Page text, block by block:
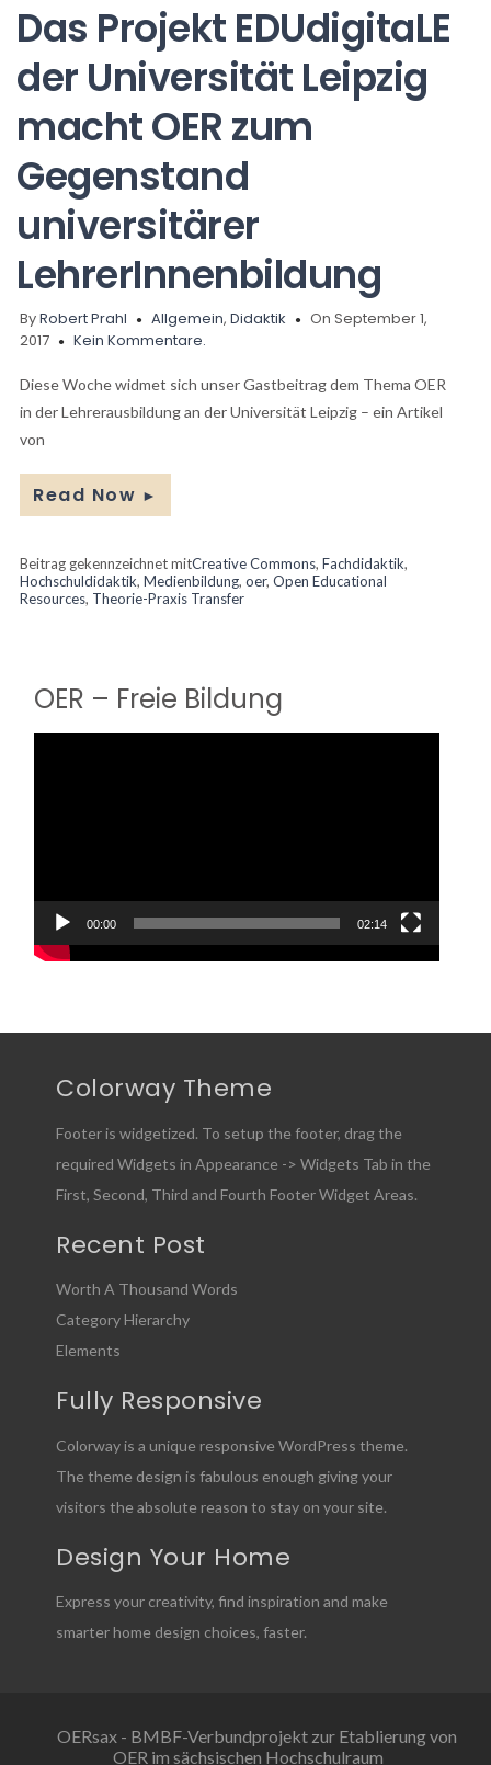
Das Projekt EDUdigitaLE
der Universität Leipzig
macht OER zum
Gegenstand
universitärer
LehrerInnenbildung
ByRobert Prahl Allgemein, Didaktik
On September 1,
2017
Kein Kommentare.
Diese Woche widmet sich unser Gastbeitrag dem Thema OER
in der Lehrerausbildung an der Universität Leipzig – ein Artikel
von
Read Now ►
Beitrag gekennzeichnet mitCreative Commons, Fachdidaktik,
Hochschuldidaktik, Medienbildung, oer, Open Educational
Resources, Theorie-Praxis Transfer
OER – Freie Bildung
00:00 02:14
Colorway Theme
Footer is widgetized. To setup the footer, drag the
required Widgets in Appearance -> Widgets Tab in the
First, Second, Third and Fourth Footer Widget Areas.
Recent Post
Worth A Thousand Words
Category Hierarchy
Elements
Fully Responsive
Colorway is a unique responsive WordPress theme.
The theme design is fabulous enough giving your
visitors the absolute reason to stay on your site.
Design Your Home
Express your creativity, find inspiration and make
smarter home design choices, faster.
OERsax - BMBF-Verbundprojekt zur Etablierung von
OER im sächsischen Hochschulraum